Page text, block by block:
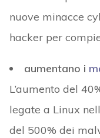
nuove minacce
hacker per
aumentano i
L’aumento del
legate a Linux
del 500% dei